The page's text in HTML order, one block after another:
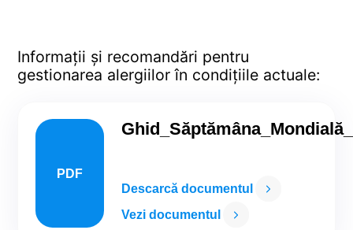
Informații și recomandări pentru
gestionarea alergiilor în condițiile actuale:
PDF
Descarcă documentul
Vezi documentul